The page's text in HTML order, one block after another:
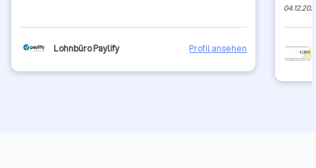
Lohnbüro Paylify Profil ansehen